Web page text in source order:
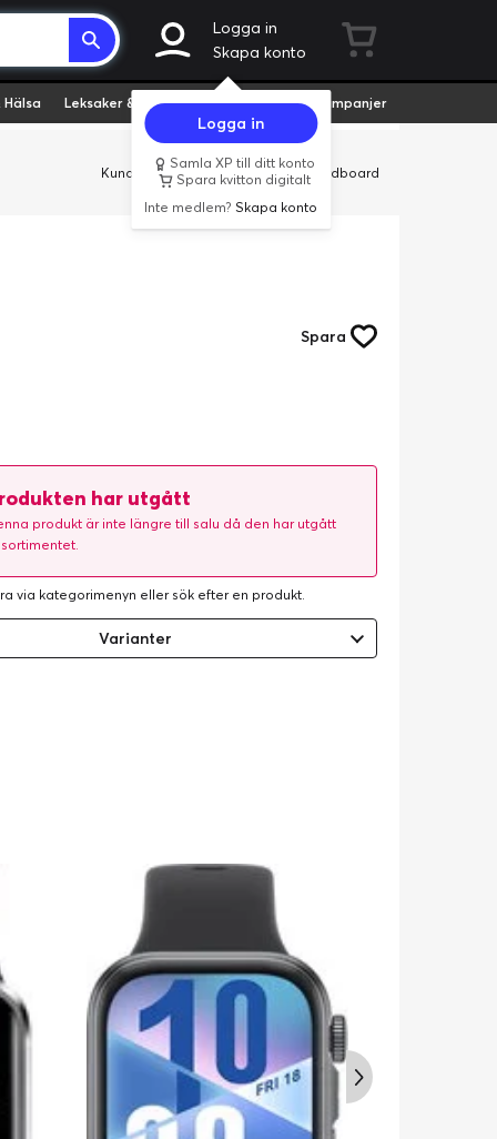
Logga in
Skapa konto
Logga in
Samla XP till ditt konto
Spara kvitton digitalt
Inte medlem?Skapa konto
Hälsa Leksaker & Hobby Fyndvaror Kampanjer
Kundservice Butiker Företag Cardboard
Spara
har utgått
produkt är inte längre till salu då den har utgått
sortimentet.
via kategorimenyn eller sök efter en produkt.
Varianter